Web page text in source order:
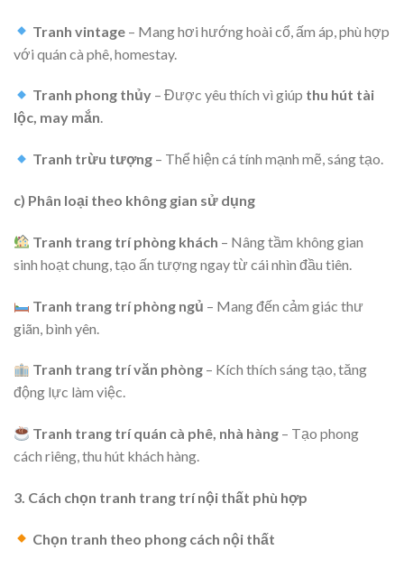
Tranh vintage – Mang hơi hướng hoài cổ, ấm áp, phù hợp
với quán cà phê, homestay.
Tranh phong thủy – Được yêu thích vì giúp thu hút tài
lộc, may mắn.
Tranh trừu tượng – Thể hiện cá tính mạnh mẽ, sáng tạo.
c) Phân loại theo không gian sử dụng
Tranh trang trí phòng khách – Nâng tầm không gian
sinh hoạt chung, tạo ấn tượng ngay từ cái nhìn đầu tiên.
Tranh trang trí phòng ngủ – Mang đến cảm giác thư
giãn, bình yên.
Tranh trang trí văn phòng – Kích thích sáng tạo, tăng
động lực làm việc.
Tranh trang trí quán cà phê, nhà hàng – Tạo phong
cách riêng, thu hút khách hàng.
3. Cách chọn tranh trang trí nội thất phù hợp
Chọn tranh theo phong cách nội thất